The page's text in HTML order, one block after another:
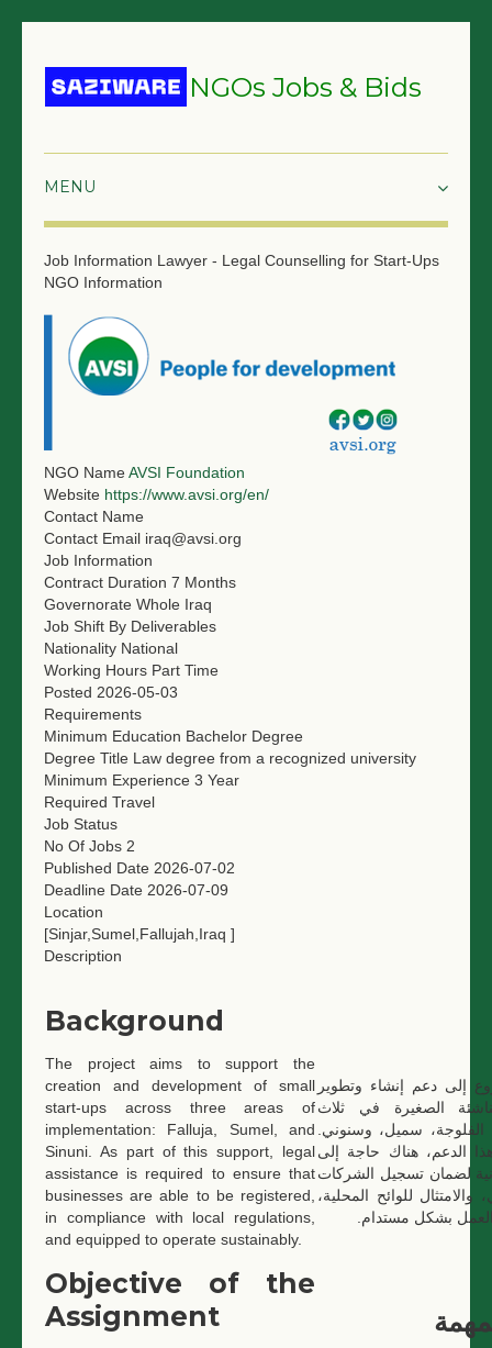
NGOs Jobs & Bids
GRANTS & PROPOSALS
BIDS & TENDERS
TRAININGS
JOBS
NGO LOGIN
SUBMIT TENDER
Job Information Lawyer - Legal Counselling for Start-Ups
NGO Information
NGO NameAVSI Foundation
Website https://www.avsi.org/en/
Contact Name
Contact Email iraq@avsi.org
Job Information
Contract Duration 7 Months
Governorate Whole Iraq
Job Shift By Deliverables
Nationality National
Working Hours Part Time
Posted 2026-05-03
Requirements
Minimum Education Bachelor Degree
Degree Title Law degree from a recognized university
Minimum Experience 3 Year
Required Travel
Job Status
No Of Jobs 2
Published Date 2026-07-02
Deadline Date 2026-07-09
Location
[Sinjar,Sumel,Fallujah,Iraq ]
Description
Background
The project aims to support the
creation and development of small
start-ups across three areas of
implementation: Falluja, Sumel, and
Sinuni. As part of this support, legal
assistance is required to ensure that
businesses are able to be registered,
in compliance with local regulations,
and equipped to operate sustainably.
إلى دعم إنشاء وتطوير
الصغيرة في ثلاث
الفلوجة، سميل، وسنوني.
الدعم، هناك حاجة إلى
لضمان تسجيل الشركات
للوائح المحلية،
بشكل مستدام.
Objective of the
Assignment